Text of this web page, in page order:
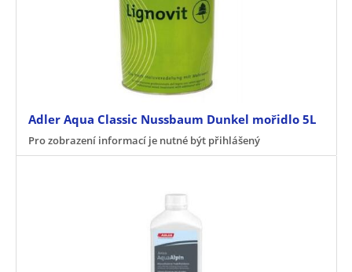
Adler Aqua Classic Nussbaum Dunkel mořidlo 5L
Pro zobrazení informací je nutné být přihlášený